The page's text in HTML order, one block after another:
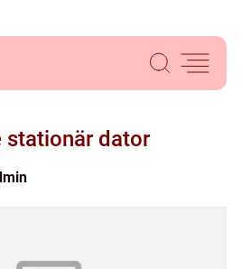
stationär dator